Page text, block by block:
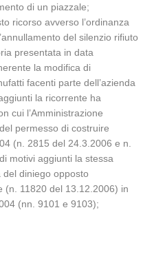
di un piazzale;
ricorso avverso l’ordinanza
del silenzio rifiuto
presentata in data
la modifica di
facenti parte dell’azienda
la ricorrente ha
cui l’Amministrazione
permesso di costruire
(n. 2815 del 24.3.2006 e n.
motivi aggiunti la stessa
diniego opposto
(n. 11820 del 13.12.2006) in
(nn. 9101 e 9103);